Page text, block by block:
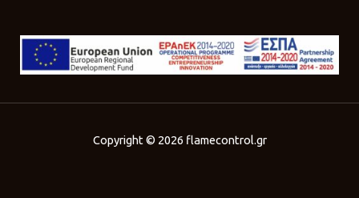
Copyright © 2026 flamecontrol.gr